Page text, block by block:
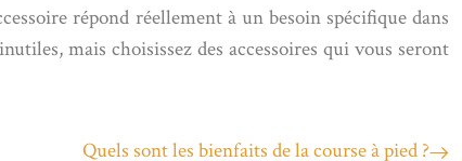
répond réellement à un besoin spécifique dans
mais choisissez des accessoires qui vous seront
Quels sont les bienfaits de la course à pied ?